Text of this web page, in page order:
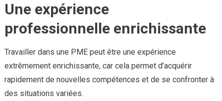
Une expérience
professionnelle enrichissante
Travailler dans une PME peut être une expérience
extrêmement enrichissante, car cela permet d’acquérir
rapidement de nouvelles compétences et de se confronter à
des situations variées.